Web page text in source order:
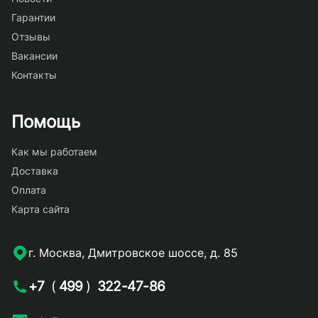
Гарантии
Отзывы
Вакансии
Контакты
Помощь
Как мы работаем
Доставка
Оплата
Карта сайта
г. Москва, Дмитровское шоссе, д. 85
+7 ( 499 ) 322-47-86